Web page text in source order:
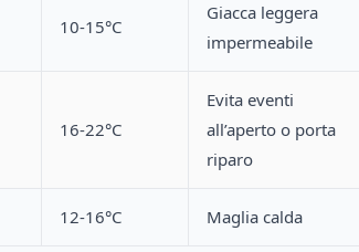
10-15°C
Giacca leggera
impermeabile
16-22°C
Evita eventi
all’aperto o porta
riparo
12-16°C Maglia calda